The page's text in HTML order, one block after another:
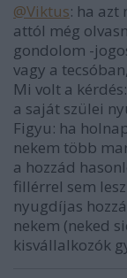
@Viktus: ha
attól még
gondolom -
vagy a
Mi volt a
a saját szülei
Figyu: ha
nekem több
a hozzád
fillérrel sem
nyugdíjas
nekem (neked
kisvállalkozók